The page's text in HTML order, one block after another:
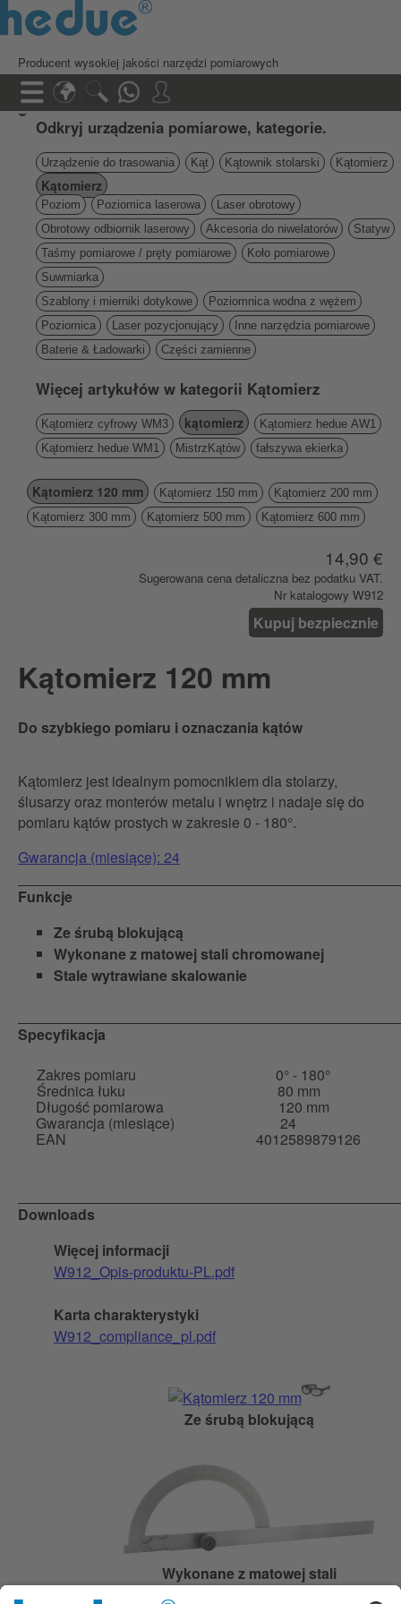
Producent wysokiej jakości narzędzi pomiarowych
Odkryj urządzenia pomiarowe, kategorie.
Urządzenie do trasowania Kąt Kątownik stolarski Kątomierz
Kątomierz
Poziom Poziomica laserowa
Laser obrotowy
Obrotowy odbiornik laserowy
Akcesoria do niwelatorów
Statyw
Taśmy pomiarowe / pręty pomiarowe
Koło pomiarowe
Suwmiarka
Szablony i mierniki dotykowe
Poziomnica wodna z wężem
Poziomica
Laser pozycjonujący
Inne narzędzia pomiarowe
Baterie & Ładowarki
Części zamienne
Więcej artykułów w kategorii Kątomierz
Kątomierz cyfrowy WM3 kątomierz
Kątomierz hedue AW1
Kątomierz hedue WM1
MistrzKątów fałszywa ekierka
Kątomierz 120 mm Kątomierz 150 mm
Kątomierz 200 mm
Kątomierz 300 mm
Kątomierz 500 mm Kątomierz 600 mm
14,90 €
Sugerowana cena detaliczna bez podatku VAT.
Nr katalogowy W912
Kupuj bezpiecznie
Kątomierz 120 mm
Do szybkiego pomiaru i oznaczania kątów
Kątomierz jest idealnym pomocnikiem dla stolarzy,
ślusarzy oraz monterów metalu i wnętrz i nadaje się do
pomiaru kątów prostych w zakresie 0 - 180°.
Gwarancja (miesiące): 24
Funkcje
Ze śrubą blokującą
Wykonane z matowej stali chromowanej
Stale wytrawiane skalowanie
Specyfikacja
Zakres pomiaru
0° - 180°
Średnica łuku 80 mm
Długość pomiarowa 120 mm
Gwarancja (miesiące) 24
EAN 4012589879126
Downloads
Więcej informacji
W912_Opis-produktu-PL.pdf
Karta charakterystyki
W912_compliance_pl.pdf
Ze śrubą blokującą
Wykonane z matowej stali